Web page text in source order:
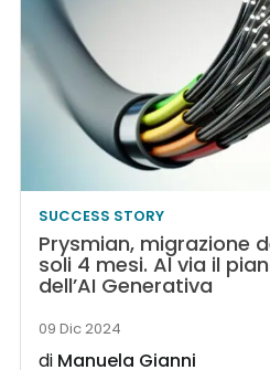
SUCCESS STORY
Prysmian, migrazione
soli 4 mesi. Al via il
dell’AI Generativa
09 Dic 2024
di Manuela Gianni